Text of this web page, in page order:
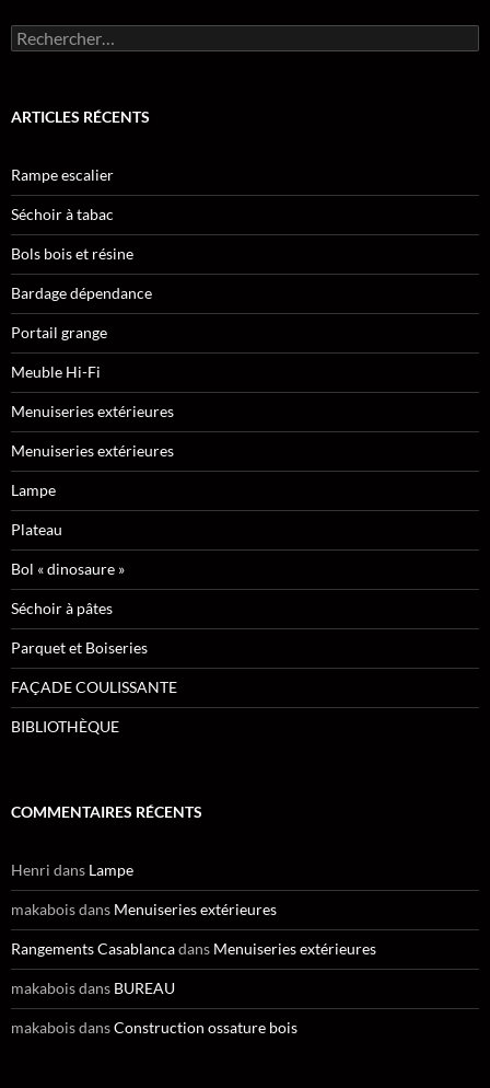
Rechercher :
ARTICLES RÉCENTS
Rampe escalier
Séchoir à tabac
Bols bois et résine
Bardage dépendance
Portail grange
Meuble Hi-Fi
Menuiseries extérieures
Menuiseries extérieures
Lampe
Plateau
Bol « dinosaure »
Séchoir à pâtes
Parquet et Boiseries
FAÇADE COULISSANTE
BIBLIOTHÈQUE
COMMENTAIRES RÉCENTS
Henri dans Lampe
makaboisdans Menuiseries extérieures
Rangements Casablancadans Menuiseries extérieures
makaboisdans BUREAU
makaboisdansConstruction ossature bois